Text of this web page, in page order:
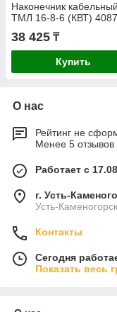
Наконечник кабельный
ТМЛ 16-8-6 (КВТ)
38 425 ₸
Купить
О нас
Рейтинг не
Менее 5 отзывов
Работает с
г. Усть-
Усть-
Контакты
Сегодня
Показать весь